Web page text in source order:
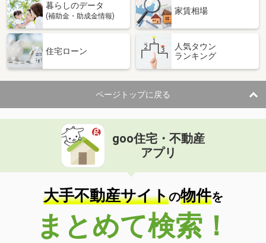
暮らしのデータ
(補助金・助成金情報)
家賃相場
住宅ローン
人気タウン
ランキング
ページトップに戻る
goo住宅・不動産
アプリ
大手不動産サイトの物件を
まとめて検索！